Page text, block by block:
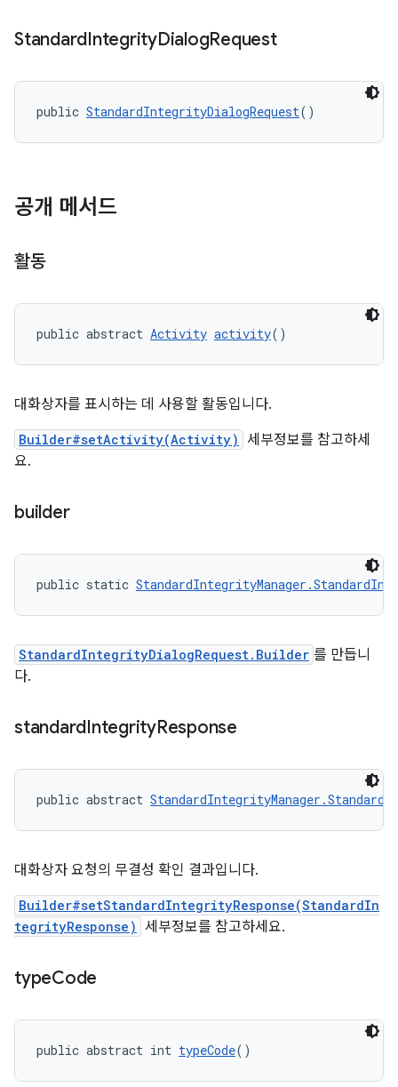
StandardIntegrityDialogRequest
public StandardIntegrityDialogRequest()
공개 메서드
활동
public abstract Activity activity()
대화상자를 표시하는 데 사용할 활동입니다.
Builder#setActivity(Activity) 세부정보를 참고하세
요.
builder
public static
StandardIntegrityDialogRequest.Builder 를 만듭니
다.
standardIntegrityResponse
public abstract
대화상자 요청의 무결성 확인 결과입니다.
Builder#setStandardIntegrityResponse(StandardIn
tegrityResponse) 세부정보를 참고하세요.
typeCode
public abstract int typeCode()